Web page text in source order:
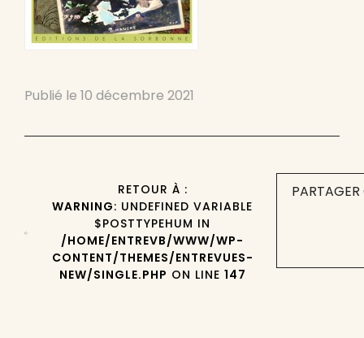
Publié le 10 décembre 2021
RETOUR À :
WARNING: UNDEFINED VARIABLE
$POSTTYPEHUM IN
/HOME/ENTREVB/WWW/WP-
CONTENT/THEMES/ENTREVUES-
NEW/SINGLE.PHP ON LINE 147